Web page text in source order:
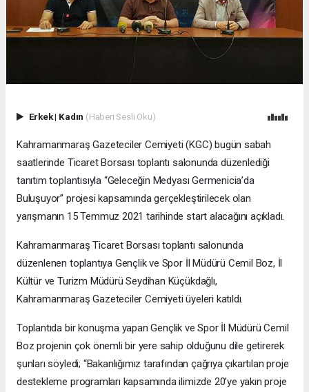
Erkek| Kadın (Haberi Sesli Oku)
Kahramanmaraş Gazeteciler Cemiyeti (KGC) bugün sabah
saatlerinde Ticaret Borsası toplantı salonunda düzenlediği
tanıtım toplantısıyla “Geleceğin Medyası Germenicia’da
Buluşuyor” projesi kapsamında gerçekleştirilecek olan
yarışmanın 15 Temmuz 2021 tarihinde start alacağını açıkladı.
Kahramanmaraş Ticaret Borsası toplantı salonunda
düzenlenen toplantıya Gençlik ve Spor İl Müdürü Cemil Boz, İl
Kültür ve Turizm Müdürü Seydihan Küçükdağlı,
Kahramanmaraş Gazeteciler Cemiyeti üyeleri katıldı.
Toplantıda bir konuşma yapan Gençlik ve Spor İl Müdürü Cemil
Boz projenin çok önemli bir yere sahip olduğunu dile getirerek
şunları söyledi; “Bakanlığımız tarafından çağrıya çıkartılan proje
destekleme programları kapsamında ilimizde 20’ye yakın proje